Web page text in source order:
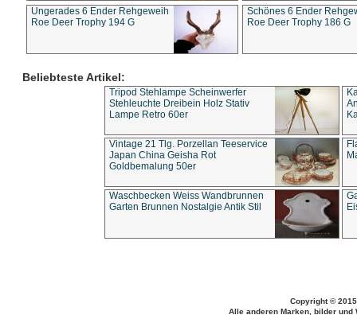
Ungerades 6 Ender Rehgeweih
Roe Deer Trophy 194 G
Schönes 6 Ender
Roe Deer Trophy 186 G
Beliebteste Artikel:
Tripod Stehlampe Scheinwerfer
Stehleuchte Dreibein Holz Stativ
Lampe Retro 60er
Vintage 21 Tlg. Porzellan Teeservice
Japan China Geisha Rot
Goldbemalung 50er
Waschbecken Weiss Wandbrunnen
Garten Brunnen Nostalgie Antik Stil
Copyright ©
Alle anderen Marken, bilder und